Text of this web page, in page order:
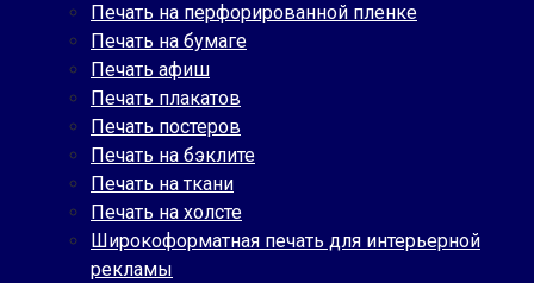
Печать на перфорированной пленке
Печать на бумаге
Печать афиш
Печать плакатов
Печать постеров
Печать на бэклите
Печать на ткани
Печать на холсте
Широкоформатная печать для интерьерной
рекламы